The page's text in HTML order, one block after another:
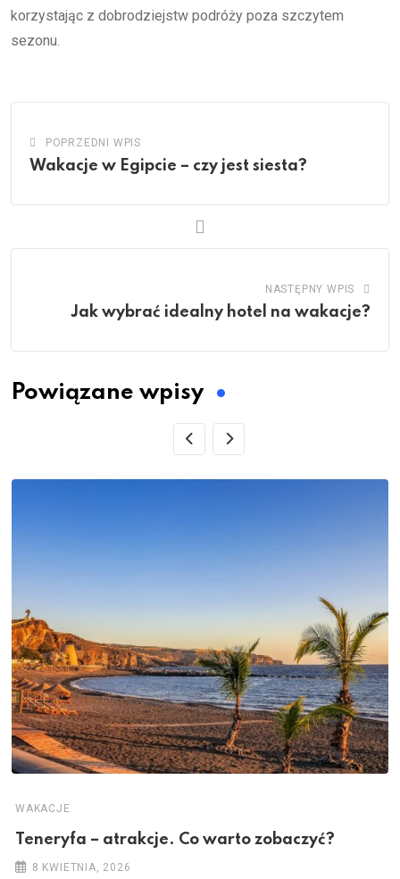
korzystając z dobrodziejstw podróży poza szczytem
sezonu.
POPRZEDNI WPIS
Wakacje w Egipcie – czy jest siesta?
NASTĘPNY WPIS
Jak wybrać idealny hotel na wakacje?
Powiązane wpisy
WAKACJE
Teneryfa – atrakcje. Co warto zobaczyć?
8 KWIETNIA, 2026